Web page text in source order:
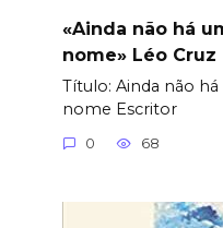
«Ainda não há
nome» Léo Cruz
Título: Ainda não
nome Еscritor
0 68